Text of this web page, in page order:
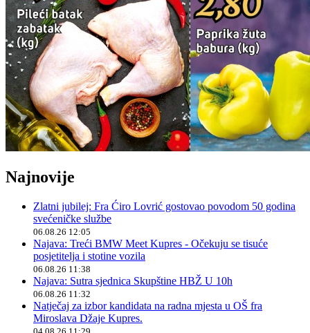
Najnovije
Zlatni jubilej: Fra Ćiro Lovrić gostovao povodom 50 godina
svećeničke službe
06.08.26 12:05
Najava: Treći BMW Meet Kupres - Očekuju se tisuće
posjetitelja i stotine vozila
06.08.26 11:38
Najava: Sutra sjednica Skupštine HBŽ U 10h
06.08.26 11:32
Natječaj za izbor kandidata na radna mjesta u OŠ fra
Miroslava Džaje Kupres.